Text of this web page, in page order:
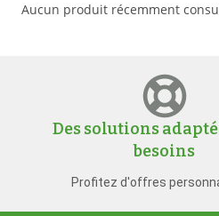
Aucun produit récemment
Des solutions
besoins
Profitez d'offres